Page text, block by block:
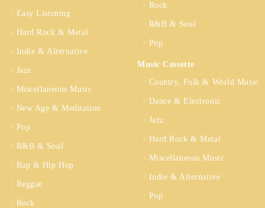
Easy Listening
Hard Rock & Metal
Indie & Alternative
Jazz
Miscellaneous Music
New Age & Meditation
Pop
R&B & Soul
Rap & Hip Hop
Reggae
Rock
Rock
R&B & Soul
Pop
Music Cassette
Country, Folk & World Music
Dance & Electronic
Jazz
Hard Rock & Metal
Miscellaneous Music
Indie & Alternative
Pop